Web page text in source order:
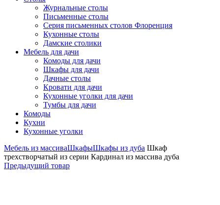
Журнальные столы
Письменные столы
Серия письменных столов Флоренция
Кухонные столы
Дамские столики
Мебель для дачи
Комоды для дачи
Шкафы для дачи
Дачные столы
Кровати для дачи
Кухонные уголки для дачи
Тумбы для дачи
Комоды
Кухни
Кухонные уголки
Мебель из массиваШкафыШкафы из дуба Шкаф
трехстворчатый из серии Кардинал из массива дуба
Предыдущий товар